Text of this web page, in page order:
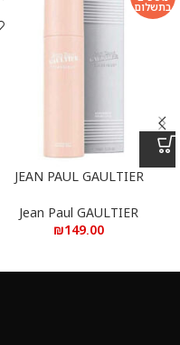
בתשלום
JEAN PAUL GAULTIER
150ML
Jean Paul GAULTIER
₪149.00